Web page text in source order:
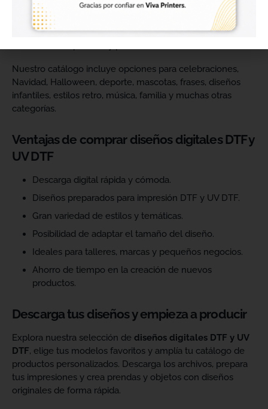
profesionales que quieren ahorrar tiempo, renovar su
catálogo y ofrecer más variedad de productos a sus
clientes. Podrás escoger diseños de diferentes estilos,
Nuestro catálogo incluye opciones para celebraciones,
Navidad, Halloween, deporte, mascotas, frases, diseños
infantiles, estilos retro, música, familia y muchas otras
categorías.
Ventajas de comprar diseños digitales DTF y
UV DTF
Descarga digital rápida y cómoda.
Diseños preparados para impresión DTF y UV DTF.
Gran variedad de estilos y temáticas.
Posibilidad de adaptar el tamaño del diseño.
Ideales para talleres, marcas y pequeños negocios.
Ahorro de tiempo en la creación de nuevos
productos.
Descarga tus diseños y empieza a producir
Explora nuestra selección de diseños digitales DTF y UV
DTF, elige tus modelos favoritos y amplía tu catálogo de
productos personalizados. Descarga los archivos, prepara
tus impresiones y crea prendas y objetos con diseños
originales de forma rápida.